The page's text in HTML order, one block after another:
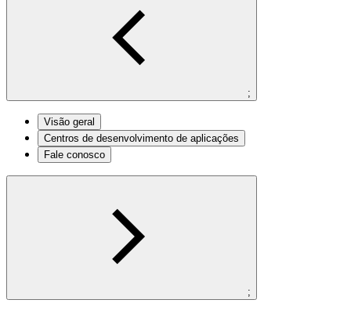
;
Visão geral
Centros de desenvolvimento de aplicações
Fale conosco
;